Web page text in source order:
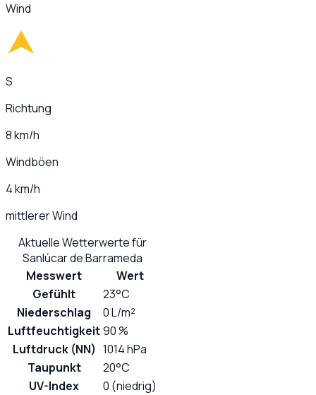
Wind
S
Richtung
8 km/h
Windböen
4 km/h
mittlerer Wind
Aktuelle Wetterwerte für
Sanlúcar de Barrameda
Messwert
Wert
Gefühlt
23°C
Niederschlag
0 L/m²
Luftfeuchtigkeit90 %
Luftdruck (NN) 1014 hPa
Taupunkt
20°C
UV-Index
0 (niedrig)